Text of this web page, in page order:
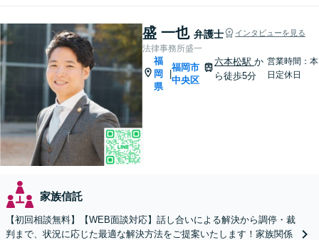
ださい。
盛 一也 弁護士 インタビューを見る
法律事務所盛一
福
岡
県
福岡市
中央区
六本松駅か
ら徒歩5分
営業時間：本
日定休日
家族信託
【初回相談無料】【WEB面談対応】話し合いによる解決から調停・裁
判まで、状況に応じた最適な解決方法をご提案いたします！家族関係